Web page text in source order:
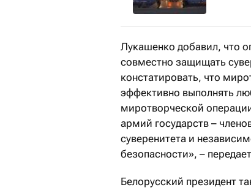
Лукашенко добавил, что
совместно защищать
констатировать, что
эффективно выполнять
миротворческой
армий государств –
суверенитета и
безопасности», – передает
Белорусский президент